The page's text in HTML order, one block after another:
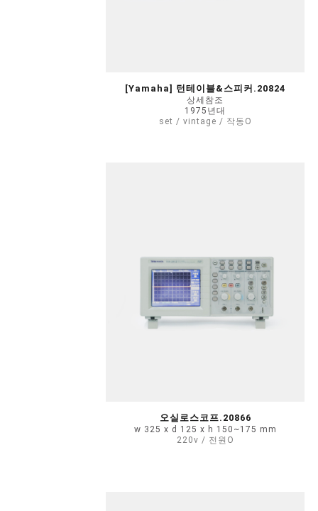
[Yamaha] 턴테이블&스피커.20824
상세참조
1975년대
set / vintage / 작동O
오실로스코프.20866
w 325 x d 125 x h 150~175 mm
220v / 전원O